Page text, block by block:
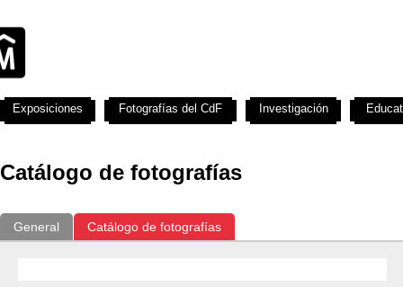
Catálogo de fotografías
General Catálogo de fotografías
Exposiciones Fotografías del CdF Investigación